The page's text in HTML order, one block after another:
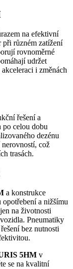
na efektivní
různém zatížení
rovnoměrné
udržet
i změnách
řešení a
celou dobu
dezénu
což
trasách.
a konstrukce
a nižšímu
na životnosti
Pneumatiky
bez nutnosti
5HM v
se na kvalitní